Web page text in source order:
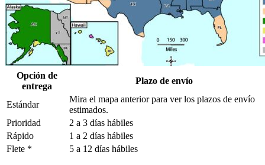
Opción de
entrega
Plazo de envío
Estándar
Mira el mapa anterior para ver los plazos de envío
estimados.
Prioridad
2 a 3 días hábiles
Rápido
1 a 2 días hábiles
Flete *
5 a 12 días hábiles